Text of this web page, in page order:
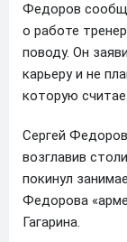
Федоров
о работе
поводу. Он
карьеру и не
которую
Сергей Федоров
возглавив
покинул
Федорова
Гагарина.